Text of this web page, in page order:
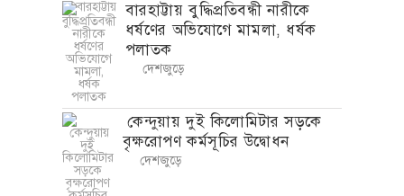
বারহাট্টায় বুদ্ধিপ্রতিবন্ধী নারীকে
ধর্ষণের অভিযোগে মামলা, ধর্ষক
পলাতক
দেশজুড়ে
কেন্দুয়ায় দুই কিলোমিটার সড়কে
বৃক্ষরোপণ কর্মসূচির উদ্বোধন
দেশজুড়ে